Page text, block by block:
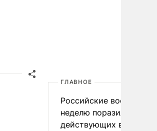
ГЛАВНОЕ
Российские военные за
неделю поразили 34
действующих в